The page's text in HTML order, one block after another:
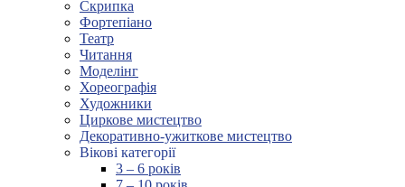
Скрипка
Фортепіано
Театр
Читання
Моделінг
Хореографія
Художники
Циркове мистецтво
Декоративно-ужиткове мистецтво
Вікові категорії
3 – 6 років